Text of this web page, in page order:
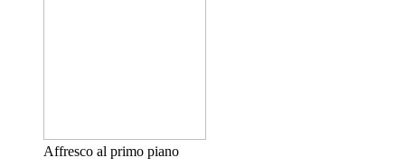
Affresco al primo piano